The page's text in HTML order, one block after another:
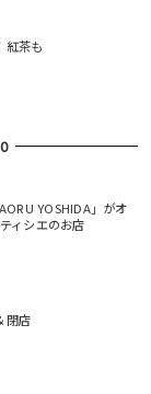
紅茶も
YOSHIDA」がオ
ィシエのお店
閉店